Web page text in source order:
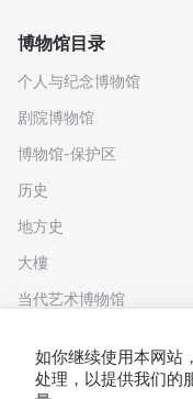
博物馆目录
个人与纪念博物馆
剧院博物馆
博物馆-保护区
历史
地方史
大樓
当代艺术博物馆
如你继续使用本网站
处理，以提供我们的